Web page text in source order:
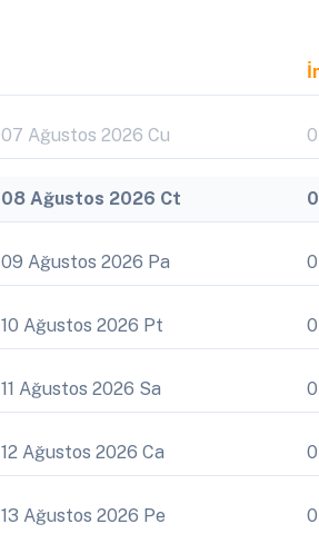
07 Ağustos 2026 Cu
08 Ağustos 2026 Ct
09 Ağustos 2026 Pa
10 Ağustos 2026 Pt
11 Ağustos 2026 Sa
12 Ağustos 2026 Ca
13 Ağustos 2026 Pe